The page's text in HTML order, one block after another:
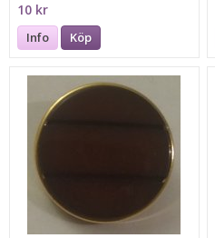
10 kr
Info Köp